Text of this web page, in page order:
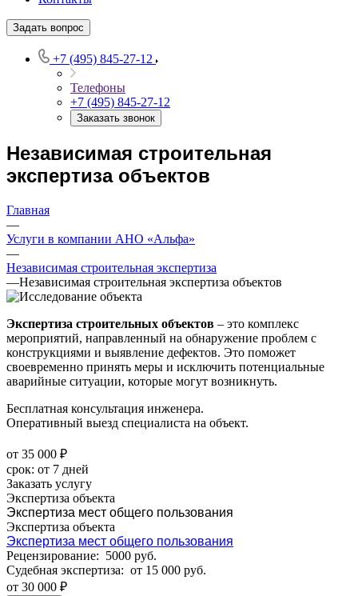
Задать вопрос
+7 (495) 845-27-12
Телефоны
+7 (495) 845-27-12
Заказать звонок
Независимая строительная
экспертиза объектов
Главная
—
Услуги в компании АНО «Альфа»
—
Независимая строительная экспертиза
—Независимая строительная экспертиза объектов
Экспертиза строительных объектов – это комплекс
мероприятий, направленный на обнаружение проблем с
конструкциями и выявление дефектов. Это поможет
своевременно принять меры и исключить потенциальные
аварийные ситуации, которые могут возникнуть.
Бесплатная консультация инженера.
Оперативный выезд специалиста на объект.
от 35 000 ₽
cрок: от 7 дней
Заказать услугу
Экспертиза объекта
Экспертиза мест общего пользования
Экспертиза объекта
Экспертиза мест общего пользования
Рецензирование: 5000 руб.
Судебная экспертиза: от 15 000 руб.
от 30 000 ₽